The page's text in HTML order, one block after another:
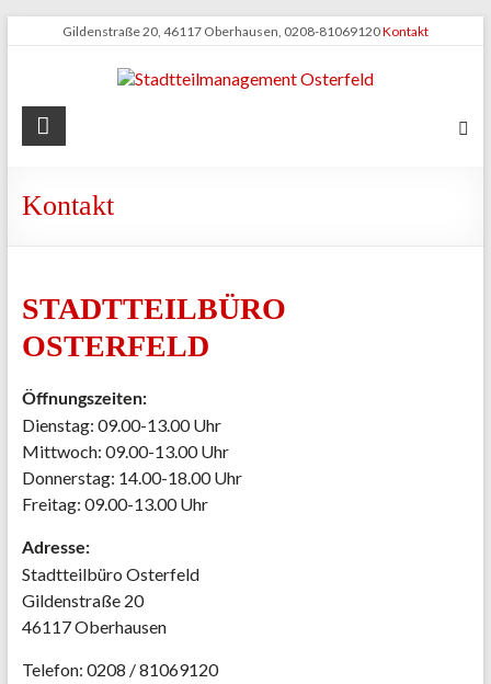
Gildenstraße 20, 46117 Oberhausen, 0208-81069120Kontakt
Stadtteilmanagement
Kontakt
STADTTEILBÜRO
OSTERFELD
Öffnungszeiten:
Dienstag: 09.00-13.00 Uhr
Mittwoch: 09.00-13.00 Uhr
Donnerstag: 14.00-18.00 Uhr
Freitag: 09.00-13.00 Uhr
Adresse:
Stadtteilbüro Osterfeld
Gildenstraße 20
46117 Oberhausen
Telefon: 0208 / 81069120